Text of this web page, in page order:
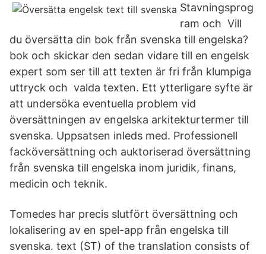
Stavningsprog
ram och Vill
du översätta din bok från svenska till engelska?
bok och skickar den sedan vidare till en engelsk
expert som ser till att texten är fri från klumpiga
uttryck och valda texten. Ett ytterligare syfte är
att undersöka eventuella problem vid
översättningen av engelska arkitekturtermer till
svenska. Uppsatsen inleds med. Professionell
facköversättning och auktoriserad översättning
från svenska till engelska inom juridik, finans,
medicin och teknik.
Tomedes har precis slutfört översättning och
lokalisering av en spel-app från engelska till
svenska. text (ST) of the translation consists of